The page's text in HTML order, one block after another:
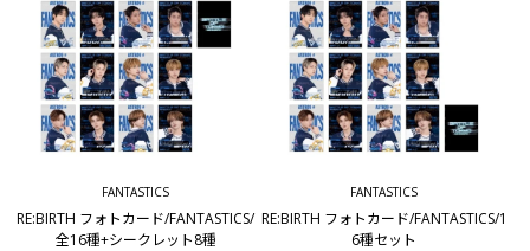
FANTASTICS
RE:BIRTH フォトカード/FANTASTICS/
全16種+シークレット8種
FANTASTICS
RE:BIRTH フォトカード/FANTASTICS/1
6種セット